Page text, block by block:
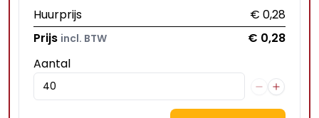
Huurprijs
€ 0,28
Prijs incl. BTW
€ 0,28
Aantal